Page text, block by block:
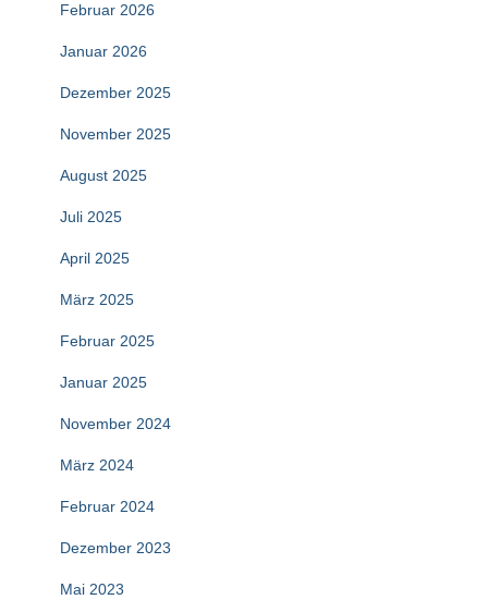
Februar 2026
Januar 2026
Dezember 2025
November 2025
August 2025
Juli 2025
April 2025
März 2025
Februar 2025
Januar 2025
November 2024
März 2024
Februar 2024
Dezember 2023
Mai 2023